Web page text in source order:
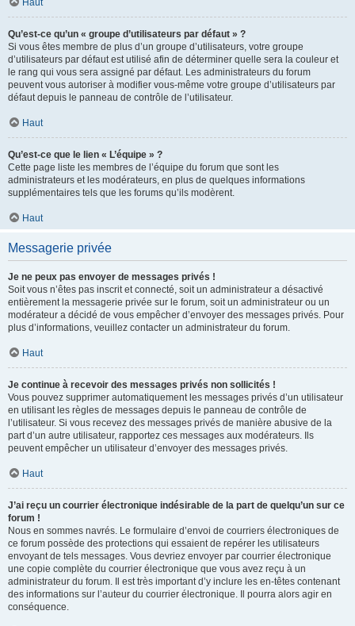
Haut
Qu’est-ce qu’un « groupe d’utilisateurs par défaut » ?
Si vous êtes membre de plus d’un groupe d’utilisateurs, votre groupe
d’utilisateurs par défaut est utilisé afin de déterminer quelle sera la couleur et
le rang qui vous sera assigné par défaut. Les administrateurs du forum
peuvent vous autoriser à modifier vous-même votre groupe d’utilisateurs par
défaut depuis le panneau de contrôle de l’utilisateur.
Haut
Qu’est-ce que le lien « L’équipe » ?
Cette page liste les membres de l’équipe du forum que sont les
administrateurs et les modérateurs, en plus de quelques informations
supplémentaires tels que les forums qu’ils modèrent.
Haut
Messagerie privée
Je ne peux pas envoyer de messages privés !
Soit vous n’êtes pas inscrit et connecté, soit un administrateur a désactivé
entièrement la messagerie privée sur le forum, soit un administrateur ou un
modérateur a décidé de vous empêcher d’envoyer des messages privés. Pour
plus d’informations, veuillez contacter un administrateur du forum.
Haut
Je continue à recevoir des messages privés non sollicités !
Vous pouvez supprimer automatiquement les messages privés d’un utilisateur
en utilisant les règles de messages depuis le panneau de contrôle de
l’utilisateur. Si vous recevez des messages privés de manière abusive de la
part d’un autre utilisateur, rapportez ces messages aux modérateurs. Ils
peuvent empêcher un utilisateur d’envoyer des messages privés.
Haut
J’ai reçu un courrier électronique indésirable de la part de quelqu’un sur ce
forum !
Nous en sommes navrés. Le formulaire d’envoi de courriers électroniques de
ce forum possède des protections qui essaient de repérer les utilisateurs
envoyant de tels messages. Vous devriez envoyer par courrier électronique
une copie complète du courrier électronique que vous avez reçu à un
administrateur du forum. Il est très important d’y inclure les en-têtes contenant
des informations sur l’auteur du courrier électronique. Il pourra alors agir en
conséquence.